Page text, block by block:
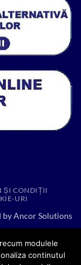
ȘI CONDIȚII
URI
byAncor Solutions
modulele
continutul